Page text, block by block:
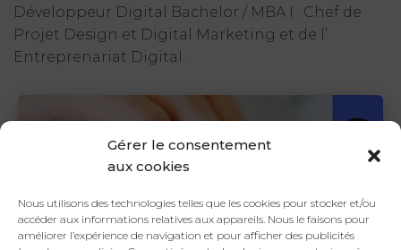
Gérer le consentement
aux cookies
Nous utilisons des technologies telles que les cookies pour stocker et/ou
accéder aux informations relatives aux appareils. Nous le faisons pour
améliorer l’expérience de navigation et pour afficher des publicités
Développeur Digital Bachelor / MBA I : Chef de
Projet Design et Digital Marketing et de l’
Entreprenariat Digital .